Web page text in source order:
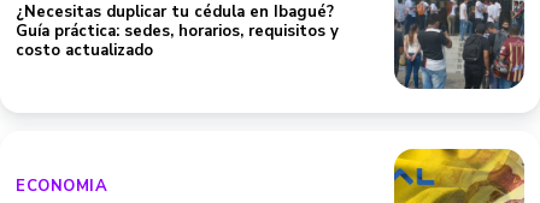
¿Necesitas duplicar tu cédula en Ibagué?
Guía práctica: sedes, horarios, requisitos y
costo actualizado
ECONOMIA